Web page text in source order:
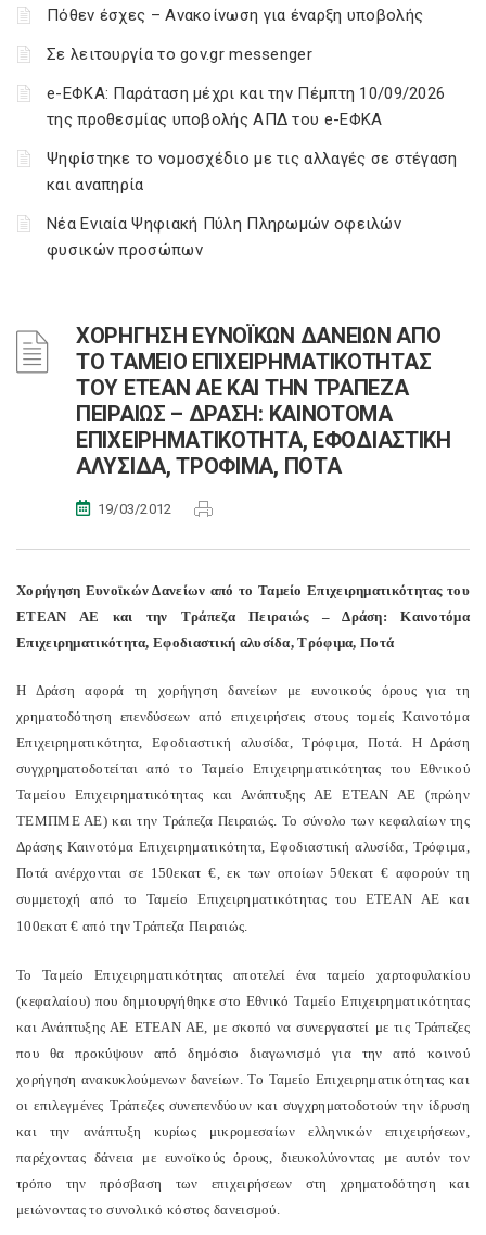
Πόθεν έσχες – Ανακοίνωση για έναρξη υποβολής
Σε λειτουργία το gov.gr messenger
e-ΕΦΚΑ: Παράταση μέχρι και την Πέμπτη 10/09/2026
της προθεσμίας υποβολής ΑΠΔ του e-ΕΦΚΑ
Ψηφίστηκε το νομοσχέδιο με τις αλλαγές σε στέγαση
και αναπηρία
Νέα Ενιαία Ψηφιακή Πύλη Πληρωμών οφειλών
φυσικών προσώπων
ΧΟΡΗΓΗΣΗ ΕΥΝΟΪΚΩΝ ΔΑΝΕΙΩΝ ΑΠΟ
ΤΟ ΤΑΜΕΙΟ ΕΠΙΧΕΙΡΗΜΑΤΙΚΟΤΗΤΑΣ
ΤΟΥ ΕΤΕΑΝ ΑΕ ΚΑΙ ΤΗΝ ΤΡΑΠΕΖΑ
ΠΕΙΡΑΙΩΣ – ΔΡΑΣΗ: ΚΑΙΝΟΤΟΜΑ
ΕΠΙΧΕΙΡΗΜΑΤΙΚΟΤΗΤΑ, ΕΦΟΔΙΑΣΤΙΚΗ
ΑΛΥΣΙΔΑ, ΤΡΟΦΙΜΑ, ΠΟΤΑ
19/03/2012
Χορήγηση Ευνοϊκών Δανείων από το Ταμείο Επιχειρηματικότητας του
ΕΤΕΑΝ ΑΕ και την Τράπεζα Πειραιώς – Δράση: Καινοτόμα
Επιχειρηματικότητα, Εφοδιαστική αλυσίδα, Τρόφιμα, Ποτά
Η Δράση αφορά τη χορήγηση δανείων με ευνοικούς όρους για τη
χρηματοδότηση επενδύσεων από επιχειρήσεις στους τομείς Καινοτόμα
Επιχειρηματικότητα, Εφοδιαστική αλυσίδα, Τρόφιμα, Ποτά. Η Δράση
συγχρηματοδοτείται από το Ταμείο Επιχειρηματικότητας του Εθνικού
Ταμείου Επιχειρηματικότητας και Ανάπτυξης ΑΕ ΕΤΕΑΝ ΑΕ (πρώην
ΤΕΜΠΜΕ ΑΕ) και την Τράπεζα Πειραιώς. Το σύνολο των κεφαλαίων της
Δράσης Καινοτόμα Επιχειρηματικότητα, Εφοδιαστική αλυσίδα, Τρόφιμα,
Ποτά ανέρχονται σε 150εκατ €, εκ των οποίων 50εκατ € αφορούν τη
συμμετοχή από το Ταμείο Επιχειρηματικότητας του ΕΤΕΑΝ ΑΕ και
100εκατ € από την Τράπεζα Πειραιώς.
Το Ταμείο Επιχειρηματικότητας αποτελεί ένα ταμείο χαρτοφυλακίου
(κεφαλαίου) που δημιουργήθηκε στο Εθνικό Ταμείο Επιχειρηματικότητας
και Ανάπτυξης ΑΕ ΕΤΕΑΝ ΑΕ, με σκοπό να συνεργαστεί με τις Τράπεζες
που θα προκύψουν από δημόσιο διαγωνισμό για την από κοινού
χορήγηση ανακυκλούμενων δανείων. Το Ταμείο Επιχειρηματικότητας και
οι επιλεγμένες Τράπεζες συνεπενδύουν και συγχρηματοδοτούν την ίδρυση
και την ανάπτυξη κυρίως μικρομεσαίων ελληνικών επιχειρήσεων,
παρέχοντας δάνεια με ευνοϊκούς όρους, διευκολύνοντας με αυτόν τον
τρόπο την πρόσβαση των επιχειρήσεων στη χρηματοδότηση και
μειώνοντας το συνολικό κόστος δανεισμού.